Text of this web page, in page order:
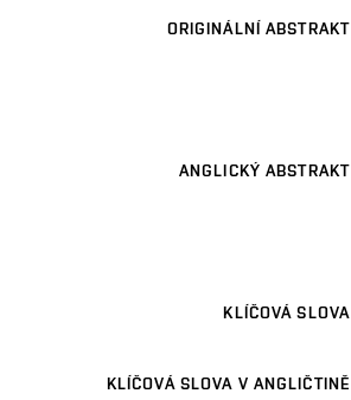
ORIGINÁLNÍ ABSTRAKT
ANGLICKÝ ABSTRAKT
KLÍČOVÁ SLOVA
KLÍČOVÁ SLOVA V ANGLIČTINĚ